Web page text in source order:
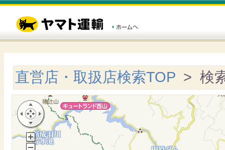
直営店・取扱店検索TOP > 検